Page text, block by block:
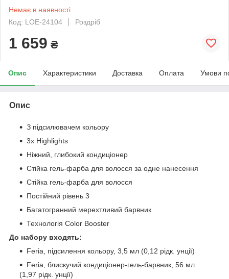
Немає в наявності
Код: LOE-24104
Роздріб
1 659 ₴
Опис Характеристики Доставка Оплата Умови
Опис
З підсилювачем кольору
3x Highlights
Ніжний, глибокий кондиціонер
Стійка гель-фарба для волосся за одне нанесення
Стійка гель-фарба для волосся
Постійний рівень 3
Багатогранний мерехтливий барвник
Технологія Color Booster
До набору входять:
Feria, підсилення кольору, 3,5 мл (0,12 рідк. унції)
Feria, блискучий кондиціонер-гель-барвник, 56 мл
(1,97 рідк. унції)